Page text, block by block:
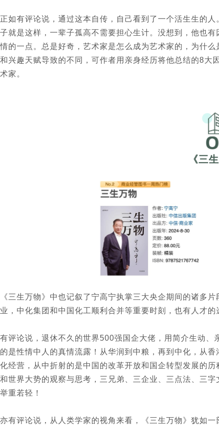
正如有评论说，通过这本自传，自己看到了一个活生生的
子就是这样，一辈子孤高不需要担心生计。没想到，他也
情的一点。总是好奇，艺术家是怎么成为艺术家的，为什
和兴趣天赋导致的不同，可作者用亲身经历将他总结的8大
术家。
《三
《三生万物》中也记叙了宁高宁执掌三大央企期间的诸多
业，中化集团和中国化工顺利合并等重要时刻，也有人才
有评论说，退休不久的世界500强国企大佬，用简介生动
的是性情中人的真情流露！从华润到中粮，再到中化，从
化经营，从中折射的是中国的改革开放和国企转型发展的
和世界大势的观察与思考，三兄弟、三企业、三点法、三
举重若轻！
亦有评论说，从人类学家的视角来看，《三生万物》犹如